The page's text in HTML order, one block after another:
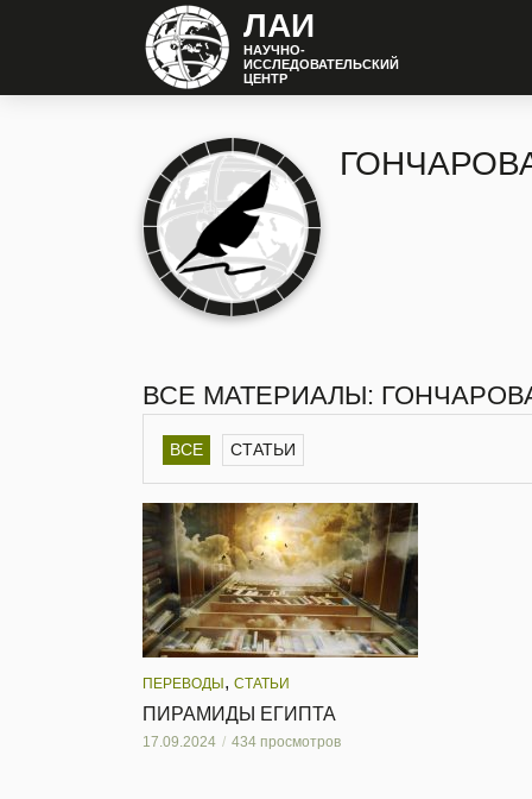
ЛАИ
НАУЧНО-
ИССЛЕДОВАТЕЛЬСКИЙ
ЦЕНТР
ВСЕ МАТЕРИАЛЫ:
ВСЕ СТАТЬИ
ПЕРЕВОДЫ , СТАТЬИ
ПИРАМИДЫ ЕГИПТА
17.09.2024 434 просмотров